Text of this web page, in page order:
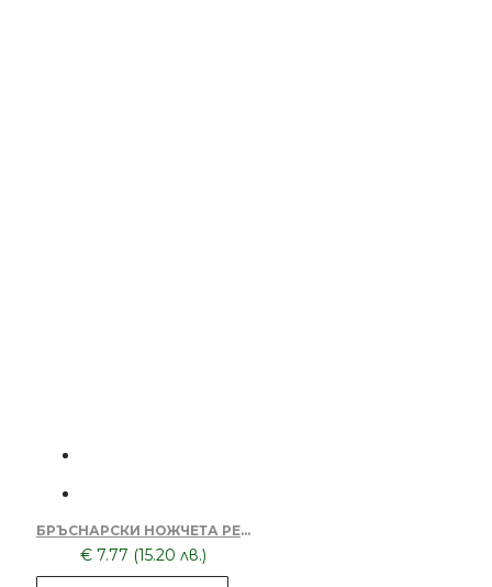
БРЪСНАРСКИ НОЖЧЕТА PERMA SHARP 100
€ 7.77 (15.20 лв.)